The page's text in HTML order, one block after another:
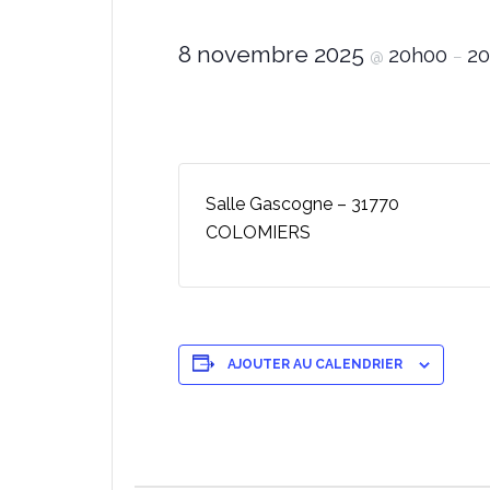
8 novembre 2025 @ 20h00 –
Salle Gascogne – 31770
COLOMIERS
AJOUTER AU CALENDRIER